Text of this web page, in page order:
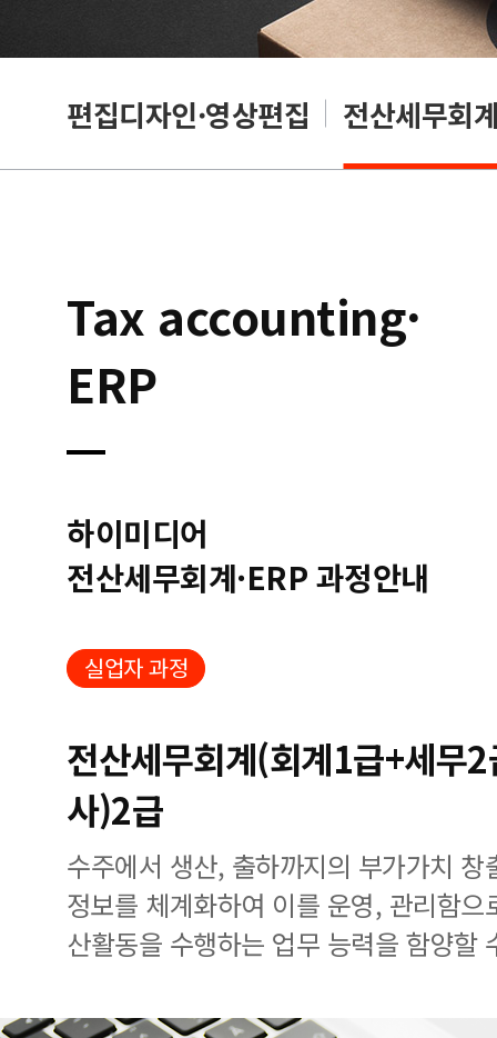
편집디자인·영상편집 전산세무회
Tax accounting·
ERP
하이미디어
전산세무회계·ERP 과정안내
실업자 과정
전산세무회계(회계1급+세무
사)2급
수주에서 생산, 출하까지의 부가가치
정보를 체계화하여 이를 운영, 관리함
산활동을 수행하는 업무 능력을 함양할